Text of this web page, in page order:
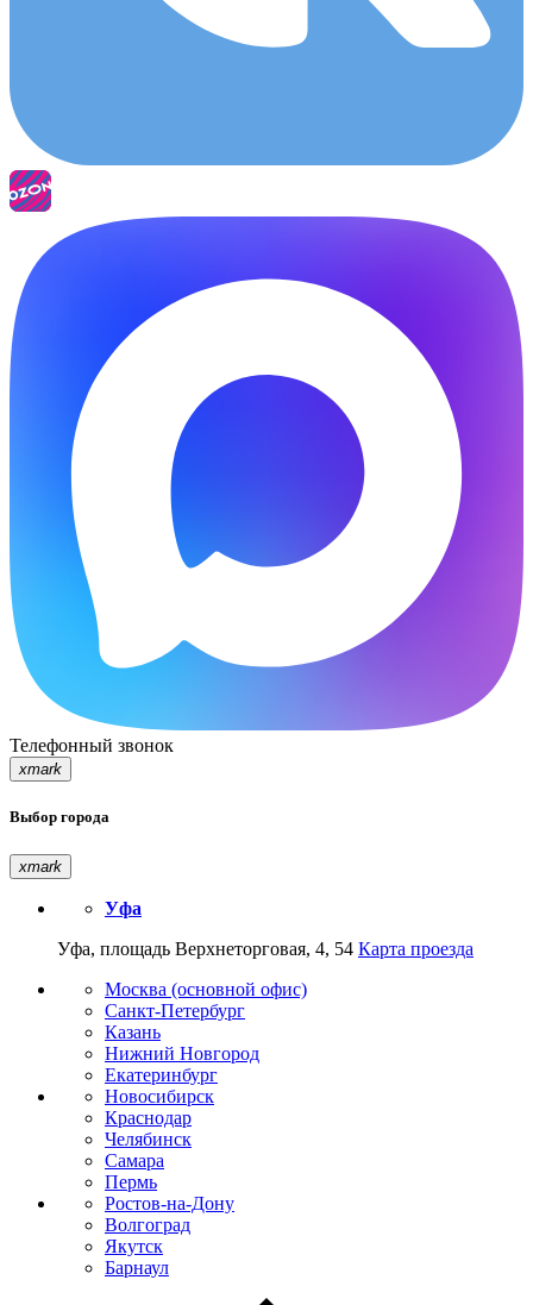
Телефонный звонок
xmark
Выбор города
xmark
Уфа
Уфа, площадь Верхнеторговая, 4, 54 Карта проезда
Москва (основной офис)
Санкт-Петербург
Казань
Нижний Новгород
Екатеринбург
Новосибирск
Краснодар
Челябинск
Самара
Пермь
Ростов-на-Дону
Волгоград
Якутск
Барнаул